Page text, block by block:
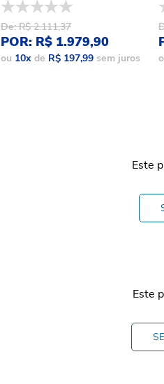
De: R$ 2.111,37
POR: R$ 1.979,90
ou 10x de R$ 197,99 sem juros
Este
Este